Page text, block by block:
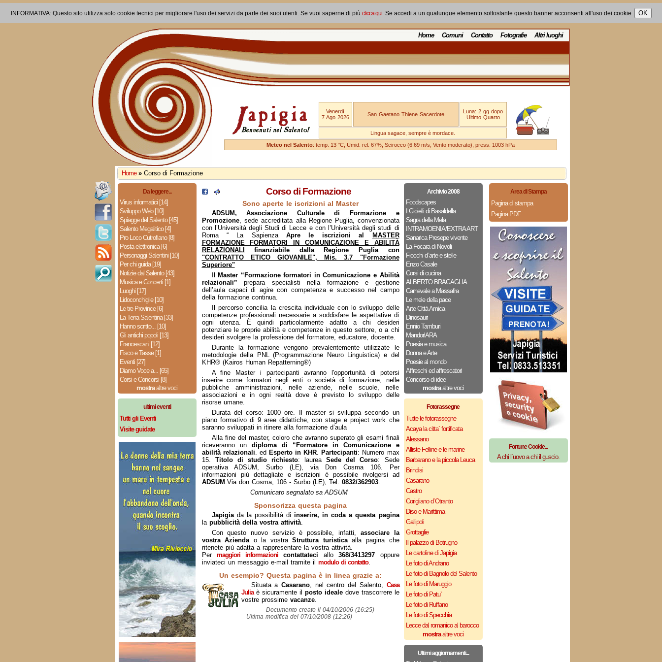
INFORMATIVA: Questo sito utilizza solo cookie tecnici per migliorare l'uso dei servizi da parte dei suoi utenti. Se vuoi saperne di più clicca qui. Se accedi a un qualunque elemento sottostante questo banner acconsenti all'uso dei cookie.
Home Comuni Contatto Fotografie Altri luoghi
Venerdì
7 Ago 2026
San Gaetano Thiene Sacerdote
Luna: 2 gg dopo
Ultimo Quarto
Lingua sagace, sempre è mordace.
Meteo nel Salento: temp. 13 °C, Umid. rel. 67%, Scirocco (6.69 m/s, Vento moderato), press. 1003 hPa
Home » Corso di Formazione
Da leggere...
Virus informatici [14]
Sviluppo Web [10]
Spiagge del Salento [45]
Salento Megalitico [4]
Pro Loco Cutrofiano [8]
Posta elettronica [6]
Personaggi Salentini [10]
Per chi guida [19]
Notizie dal Salento [43]
Musica e Concerti [1]
Luoghi [17]
Lidoconchiglie [10]
Le tre Province [6]
La Terra Salentina [33]
Hanno scritto... [10]
Gli antichi popoli [13]
Francescani [12]
Fisco e Tasse [1]
Eventi [27]
Diamo Voce a... [65]
Corsi e Concorsi [8]
mostraaltre voci
ultimi eventi
Tutti gli Eventi
Visite guidate
Archivio 2008
Foodscapes
I Gioielli di Basaldella
Sagra della Mela
INTRAMOENIA/EXTRA ART
Sanarica Presepe vivente
La Focara di Novoli
Fiocchi d`arte e stelle
Enzo Casale
Corsi di cucina
ALBERTO BRAGAGLIA
Carnevale a Massafra
Le mele della pace
Arte Città Amica
Dinosauri
Ennio Tamburi
MandorlARA
Poesia e musica
Donna e Arte
Poesie al mondo
Affreschi ed affrescatori
Concorso di idee
mostraaltre voci
Fotorassegne
Tutte le fotorassegne
Acaya la citta` fortificata
Alessano
Alliste Felline e le marine
Barbarano e la piccola Leuca
Brindisi
Casarano
Castro
Corigliano d`Otranto
Diso e Marittima
Gallipoli
Grottaglie
Il palazzo di Botrugno
Le cartoline di Japigia
Le foto di Andrano
Le foto di Bagnolo del Salento
Le foto di Maruggio
Le foto di Patu`
Le foto di Ruffano
Le foto di Specchia
Lecce dal romanico al barocco
mostraaltre voci
Ultimi aggiornamenti...
Corso di Formazione
Sono aperte le iscrizioni al Master
ADSUM, Associazione Culturale di Formazione e
Promozione, sede accreditata alla Regione Puglia, convenzionata
con l’Università degli Studi di Lecce e con l’Università degli studi di
Roma “ La Sapienza Apre le iscrizioni al
MASTER
FORMAZIONE FORMATORI IN COMUNICAZIONE E ABILITÀ
RELAZIONALI
finanziabile dalla Regione Puglia con
"CONTRATTO ETICO GIOVANILE", Mis. 3.7 "Formazione
Superiore"
Master “Formazione formatori in Comunicazione e Abilità
relazionali” prepara specialisti nella formazione e gestione
dell’aula capaci di agire con competenza e successo nel campo
della formazione continua.
Il percorso concilia la crescita individuale con lo sviluppo delle
competenze professionali necessarie a soddisfare le aspettative di
ogni utenza. È quindi particolarmente adatto a chi desideri
potenziare le proprie abilità e competenze in questo settore, o a chi
desideri svolgere la professione del formatore, educatore, docente.
Durante la formazione vengono prevalentemente utilizzate le
metodologie della PNL (Programmazione Neuro Linguistica) e del
KHR® (Kairos Human Repatterning®)
A fine Master i partecipanti avranno l'opportunità di potersi
inserire come formatori negli enti o società di formazione, nelle
pubbliche amministrazioni, nelle aziende, nelle scuole, nelle
associazioni e in ogni realtà dove è previsto lo sviluppo delle
risorse umane.
Durata del corso: 1000 ore. Il master si sviluppa secondo un
piano formativo di 9 aree didattiche, con stage e project work che
saranno sviluppati in itinere alla formazione d’aula
Alla fine del master, coloro che avranno superato gli esami finali
riceveranno un diploma di “Formatore in Comunicazione e
abilità relazionali. ed Esperto in KHR. Partecipanti: Numero max
15. Titolo di studio richiesto: laureaSede del Corso: Sede
operativa ADSUM, Surbo (LE), via Don Cosma 106. Per
informazioni più dettagliate e iscrizioni è possibile rivolgersi ad
ADSUM :Via don Cosma, 106 - Surbo (LE), Tel. 0832/362903.
Comunicato segnalato sa ADSUM
Sponsorizza questa pagina
Japigiada la possibilità di inserire, in coda a questa pagina
la pubblicità della vostra attività.
Con questo nuovo servizio è possibile, infatti, associare la
vostra Aziendao la vostraStruttura turisticaalla pagina che
ritenete più adatta a rappresentare la vostra attività.
Per maggiori informazionicontattateci allo 368/3413297 oppure
inviateci un messaggio e-mail tramite il modulo di contatto.
Un esempio? Questa pagina è in linea grazie a:
Situata a Casarano, nel centro del Salento, Casa
Juliaè sicuramente il posto idealedove trascorrere le
vostre prossime vacanze.
Documento creato il 04/10/2006 (16:25)
Ultima modifica del 07/10/2008 (12:26)
Area di Stampa
Pagina di stampa
Pagina PDF
Fortune Cookie...
A chi l`uovo a chi il guscio.